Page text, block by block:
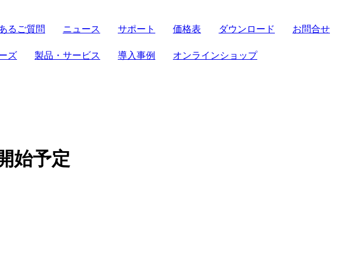
るご質問
ニュース サポート 価格表 ダウンロード お問合せ
ズ
製品・サービス
導入事例 オンラインショップ
始予定